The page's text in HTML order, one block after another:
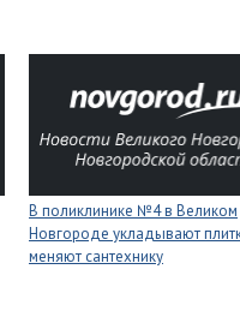
В поликлинике №4 в Великом
Новгороде укладывают
меняют сантехнику